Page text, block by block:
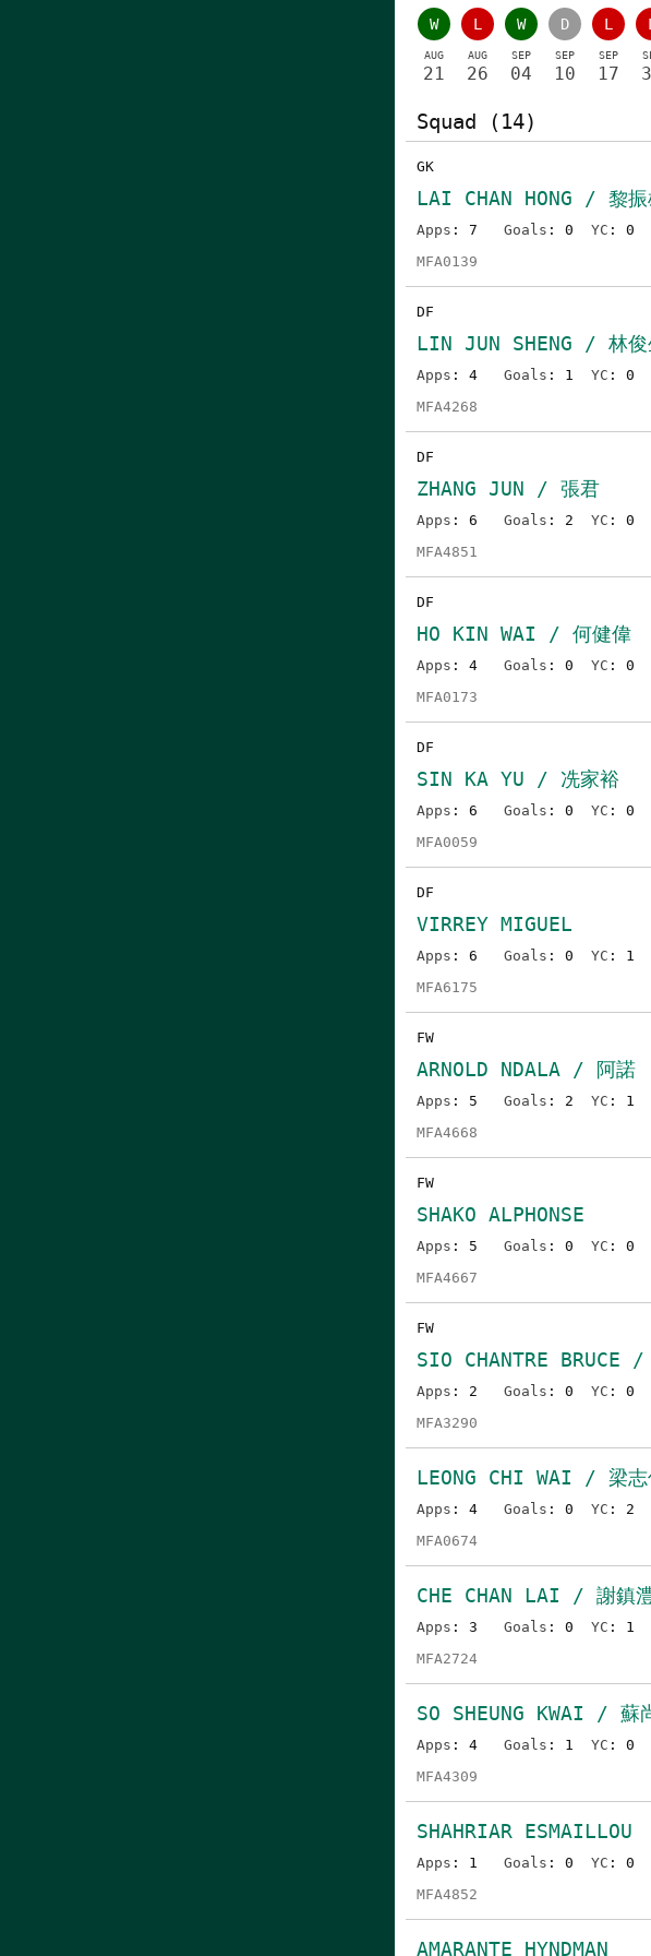
W
AUG
21
L
AUG
26
W
SEP
04
D
SEP
10
L
SEP
17
L
Squad (14)
GK
LAI CHAN HONG / 黎振
Apps : 7 Goals : 0 YC : 0
MFA0139
DF
LIN JUN SHENG / 林俊
Apps : 4 Goals : 1 YC : 0
MFA4268
DF
ZHANG JUN / 張君
Apps : 6 Goals : 2 YC : 0
MFA4851
DF
HO KIN WAI / 何健偉
Apps : 4 Goals : 0 YC : 0
MFA0173
DF
SIN KA YU / 冼家裕
Apps : 6 Goals : 0 YC : 0
MFA0059
DF
VIRREY MIGUEL
Apps : 6 Goals : 0 YC : 1
MFA6175
FW
ARNOLD NDALA / 阿諾
Apps : 5 Goals : 2 YC : 1
MFA4668
FW
SHAKO ALPHONSE
Apps : 5 Goals : 0 YC : 0
MFA4667
FW
SIO CHANTRE BRUCE
Apps : 2 Goals : 0 YC : 0
MFA3290
LEONG CHI WAI / 梁志
Apps : 4 Goals : 0 YC : 2
MFA0674
CHE CHAN LAI / 謝鎮
Apps : 3 Goals : 0 YC : 1
MFA2724
SO SHEUNG KWAI / 蘇
Apps : 4 Goals : 1 YC : 0
MFA4309
SHAHRIAR ESMAILLOU
Apps : 1 Goals : 0 YC : 0
MFA4852
AMARANTE HYNDMAN